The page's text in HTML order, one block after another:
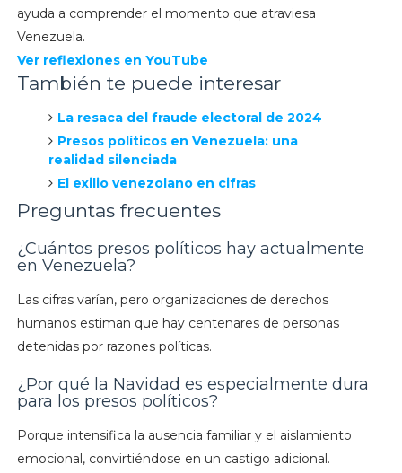
ayuda a comprender el momento que atraviesa
Venezuela.
Ver reflexiones en YouTube
También te puede interesar
La resaca del fraude electoral de 2024
Presos políticos en Venezuela: una
realidad silenciada
El exilio venezolano en cifras
Preguntas frecuentes
¿Cuántos presos políticos hay actualmente
en Venezuela?
Las cifras varían, pero organizaciones de derechos
humanos estiman que hay centenares de personas
detenidas por razones políticas.
¿Por qué la Navidad es especialmente dura
para los presos políticos?
Porque intensifica la ausencia familiar y el aislamiento
emocional, convirtiéndose en un castigo adicional.